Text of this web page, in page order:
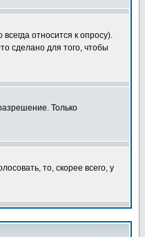
относится к опросу).
сделано для того, чтобы
Только
то, скорее всего, у